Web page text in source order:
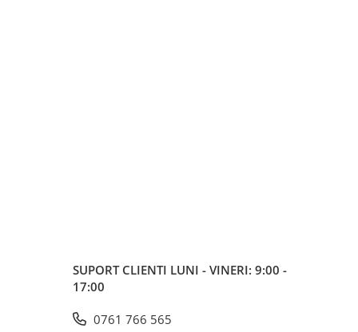
SUPORT CLIENTI LUNI - VINERI: 9:00 -
17:00
0761 766 565